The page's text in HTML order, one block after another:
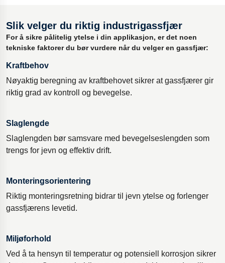
Slik velger du riktig industrigassfjær
For å sikre pålitelig ytelse i din applikasjon, er det noen
tekniske faktorer du bør vurdere når du velger en gassfjær:
Kraftbehov
Nøyaktig beregning av kraftbehovet sikrer at gassfjærer gir
riktig grad av kontroll og bevegelse.
Slaglengde
Slaglengden bør samsvare med bevegelseslengden som
trengs for jevn og effektiv drift.
Monteringsorientering
Riktig monteringsretning bidrar til jevn ytelse og forlenger
gassfjærens levetid.
Miljøforhold
Ved å ta hensyn til temperatur og potensiell korrosjon sikrer